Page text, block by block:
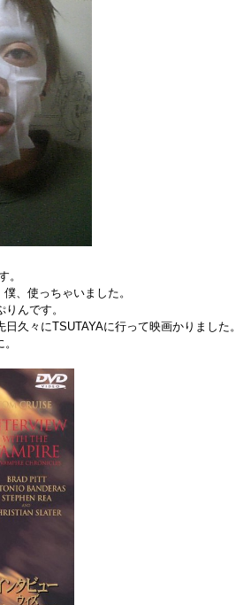
。
、使っちゃいました。
んです。
久々にTSUTAYAに行って映画かりました。